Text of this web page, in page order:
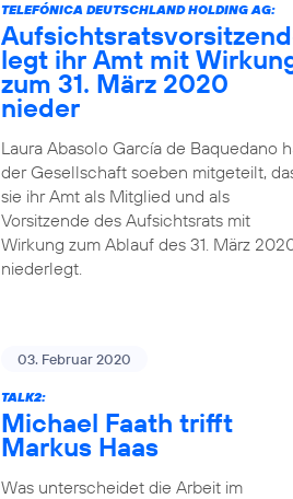
TELEFÓNICA DEUTSCHLAND HOLDING AG:
legt ihr Amt mit
zum 31. März 2020
nieder
Laura Abasolo García de Baquedano
der Gesellschaft soeben mitgeteilt,
sie ihr Amt als Mitglied und als
Vorsitzende des Aufsichtsrats mit
Wirkung zum Ablauf des 31. März
niederlegt.
03. Februar 2020
TALK2:
Michael Faath trifft
Markus Haas
Was unterscheidet die Arbeit im